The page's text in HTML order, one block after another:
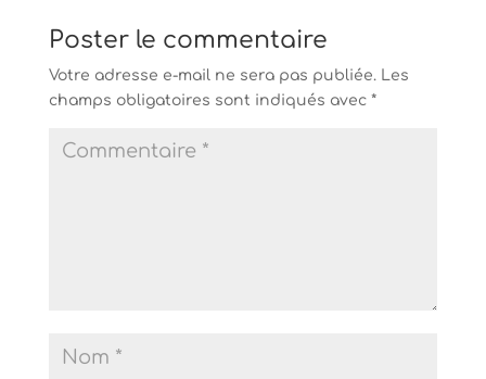
Poster le commentaire
Votre adresse e-mail ne sera pas publiée. Les
champs obligatoires sont indiqués avec *